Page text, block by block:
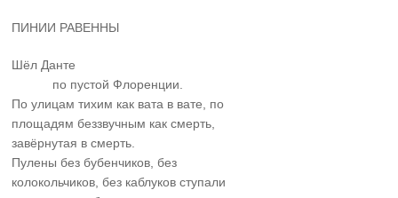
ПИНИИ РАВЕННЫ
Шёл Данте
по пустой Флоренции.
По улицам тихим как вата в вате, по
площадям беззвучным как смерть,
завёрнутая в смерть.
Пулены без бубенчиков, без
колокольчиков, без каблуков ступали